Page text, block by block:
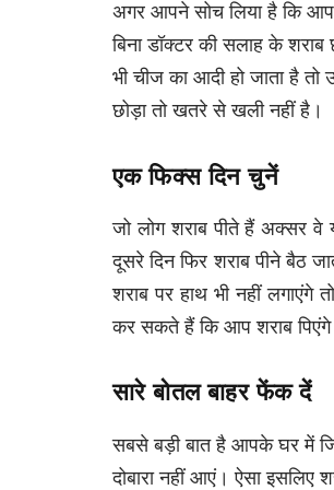
अगर आपने सोच लिया है कि
बिना डॉक्टर की सलाह के
भी चीज का आदी हो जाता है
छोड़ा तो खतरे से खली नहीं है।
एक फिक्स दिन चुनें
जो लोग शराब पीते हैं अक्सर
दूसरे दिन फिर शराब पीने बैठ
शराब पर हाथ भी नहीं
कर सकते हैं कि आप शराब पिएंगे
सारे बोतल बाहर फेंक दें
सबसे बड़ी बात है आपके घर में
दोबारा नहीं आएं। ऐसा